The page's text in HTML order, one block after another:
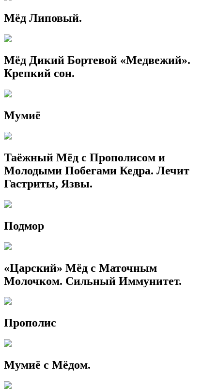
Мёд Липовый.
Мёд Дикий Бортевой «Медвежий».
Крепкий сон.
Мумиё
Таёжный Мёд с Прополисом и
Молодыми Побегами Кедра. Лечит
Гастриты, Язвы.
Подмор
«Царский» Мёд с Маточным
Молочком. Сильный Иммунитет.
Прополис
Мумиё с Мёдом.